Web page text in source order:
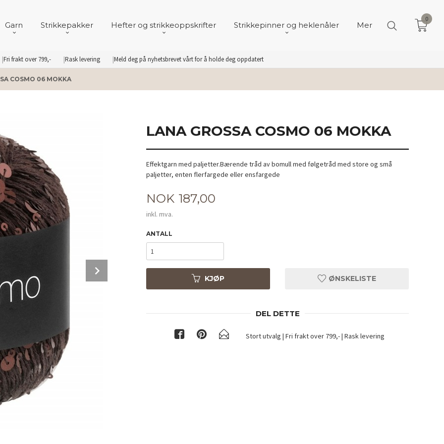
Fri frakt over 799,- Rask levering Meld deg på nyhetsbrevet vårt for å holde deg oppdatert
Garn Strikkepakker Hefter og strikkeoppskrifter Strikkepinner og heklenåler Mer
0
COSMO 06 MOKKA
LANA GROSSA COSMO 06 MOKKA
Effektgarn med paljetter.Bærende tråd av bomull med følgetråd med store og små
paljetter, enten flerfargede eller ensfargede
Pris
NOK 187,00
inkl. mva.
ANTALL
KJØP ØNSKELISTE
DEL DETTE
Stort utvalg | Fri frakt over 799,- | Rask levering